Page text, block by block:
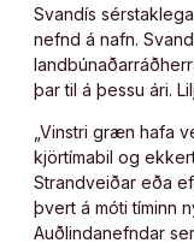
Svandís
nefnd á nafn.
þar til á þessu ári.
„Vinstri græn hafa
kjörtímabil og
Strandveiðar eða
þvert á móti tíminn
Auðlindanefndar